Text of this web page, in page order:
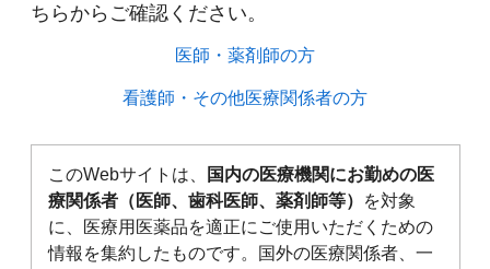
ちらからご確認ください。​
医師・薬剤師の方​
看護師・その他医療関係者の方​
このWebサイトは、
国内の医療機関にお勤めの医
療関係者（医師、歯科医師、薬剤師等）
を対象
に、医療用医薬品を適正にご使用いただくための
情報を集約したものです。国外の医療関係者、一